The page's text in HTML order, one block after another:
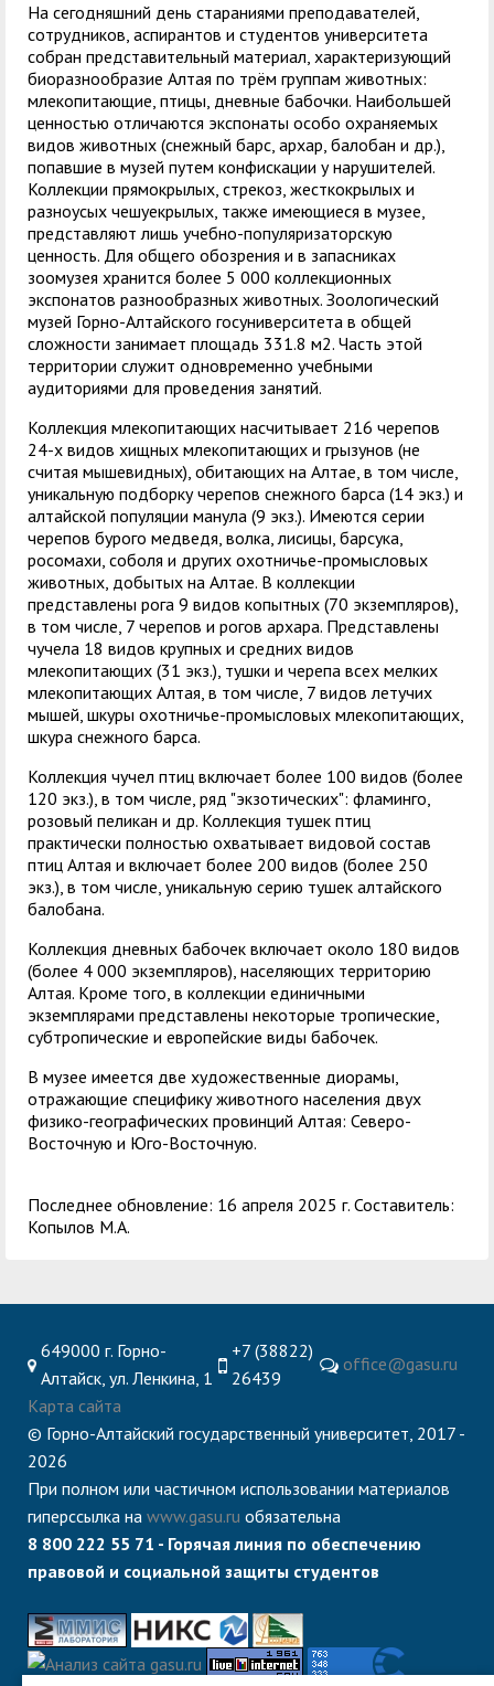
На сегодняшний день стараниями преподавателей,
сотрудников, аспирантов и студентов университета
собран представительный материал, характеризующий
биоразнообразие Алтая по трём группам животных:
млекопитающие, птицы, дневные бабочки. Наибольшей
ценностью отличаются экспонаты особо охраняемых
видов животных (снежный барс, архар, балобан и др.),
попавшие в музей путем конфискации у нарушителей.
Коллекции прямокрылых, стрекоз, жесткокрылых и
разноусых чешуекрылых, также имеющиеся в музее,
представляют лишь учебно-популяризаторскую
ценность. Для общего обозрения и в запасниках
зоомузея хранится более 5 000 коллекционных
экспонатов разнообразных животных. Зоологический
музей Горно-Алтайского госуниверситета в общей
сложности занимает площадь 331.8 м2. Часть этой
территории служит одновременно учебными
аудиториями для проведения занятий.
Коллекция млекопитающих насчитывает 216 черепов
24-х видов хищных млекопитающих и грызунов (не
считая мышевидных), обитающих на Алтае, в том числе,
уникальную подборку черепов снежного барса (14 экз.) и
алтайской популяции манула (9 экз.). Имеются серии
черепов бурого медведя, волка, лисицы, барсука,
росомахи, соболя и других охотничье-промысловых
животных, добытых на Алтае. В коллекции
представлены рога 9 видов копытных (70 экземпляров),
в том числе, 7 черепов и рогов архара. Представлены
чучела 18 видов крупных и средних видов
млекопитающих (31 экз.), тушки и черепа всех мелких
млекопитающих Алтая, в том числе, 7 видов летучих
мышей, шкуры охотничье-промысловых млекопитающих,
шкура снежного барса.
Коллекция чучел птиц включает более 100 видов (более
120 экз.), в том числе, ряд "экзотических": фламинго,
розовый пеликан и др. Коллекция тушек птиц
практически полностью охватывает видовой состав
птиц Алтая и включает более 200 видов (более 250
экз.), в том числе, уникальную серию тушек алтайского
балобана.
Коллекция дневных бабочек включает около 180 видов
(более 4 000 экземпляров), населяющих территорию
Алтая. Кроме того, в коллекции единичными
экземплярами представлены некоторые тропические,
субтропические и европейские виды бабочек.
В музее имеется две художественные диорамы,
отражающие специфику животного населения двух
физико-географических провинций Алтая: Северо-
Восточную и Юго-Восточную.
Последнее обновление: 16 апреля 2025 г. Составитель:
Копылов М.А.
649000 г. Горно-
Алтайск, ул. Ленкина, 1
+7 (38822)
26439
office@gasu.ru
Карта сайта
© Горно-Алтайский государственный университет, 2017 -
2026
При полном или частичном использовании материалов
гиперссылка на www.gasu.ru обязательна
8 800 222 55 71 - Горячая линия по обеспечению
правовой и социальной защиты студентов